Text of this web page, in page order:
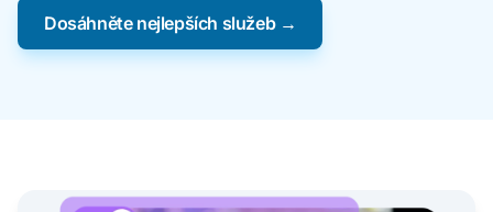
Dosáhněte nejlepších služeb →